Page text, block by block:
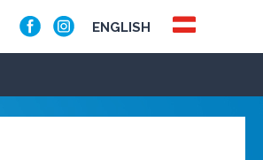
ENGLISH